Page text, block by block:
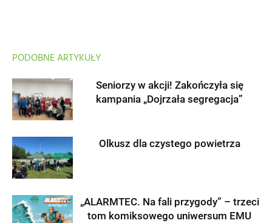
PODOBNE ARTYKUŁY
Seniorzy w akcji! Zakończyła się
kampania „Dojrzała segregacja”
Olkusz dla czystego powietrza
„ALARMTEC. Na fali przygody” – trzeci
tom komiksowego uniwersum EMU